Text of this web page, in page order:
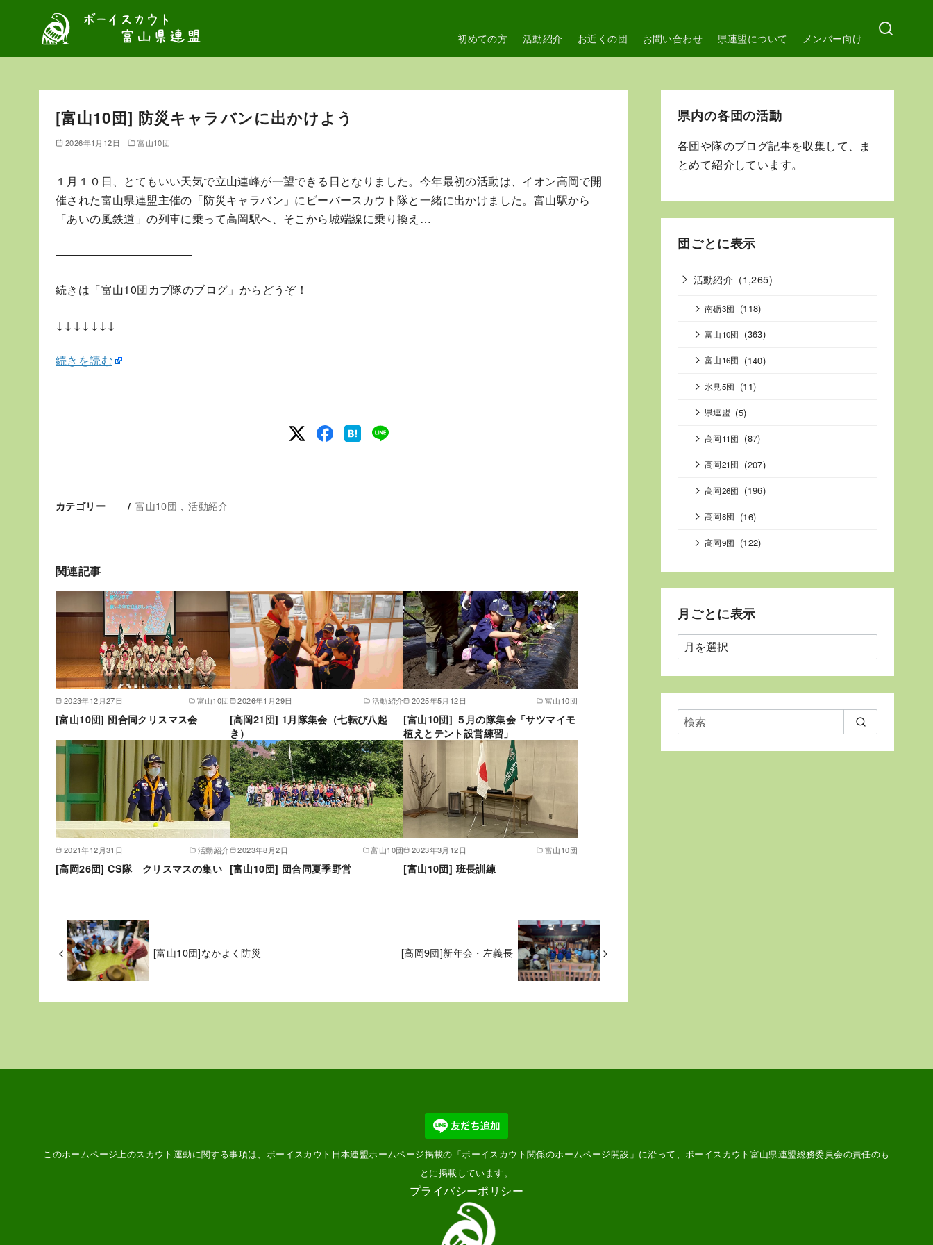
初めての方 活動紹介 お近くの団 お問い合わせ 県連盟について メンバー向け
[富山10団] 防災キャラバンに出かけよう
2026年1月12日 富山10団
１月１０日、とてもいい天気で立山連峰が一望できる日となりました。今年最初の活動は、イオン高岡で開
催された富山県連盟主催の「防災キャラバン」にビーバースカウト隊と一緒に出かけました。富山駅から
「あいの風鉄道」の列車に乗って高岡駅へ、そこから城端線に乗り換え…
————————————
続きは「富山10団カブ隊のブログ」からどうぞ！
↓↓↓↓↓↓↓
続きを読む
カテゴリー 富山10団 活動紹介
関連記事
2023年12月27日 富山10団
[富山10団] 団合同クリスマス会
2026年1月29日 活動紹介
[高岡21団] 1月隊集会（七転び八起
き）
2025年5月12日 富山10団
[富山10団] ５月の隊集会「サツマイモ
植えとテント設営練習」
2021年12月31日 活動紹介
[高岡26団] CS隊 クリスマスの集い
2023年8月2日 富山10団
[富山10団] 団合同夏季野営
2023年3月12日 富山10団
[富山10団] 班長訓練
[富山10団]なかよく防災 [高岡9団]新年会・左義長
県内の各団の活動
各団や隊のブログ記事を収集して、ま
とめて紹介しています。
団ごとに表示
活動紹介 (1,265)
南砺3団 (118)
富山10団 (363)
富山16団 (140)
氷見5団 (11)
県連盟 (5)
高岡11団 (87)
高岡21団 (207)
高岡26団 (196)
高岡8団 (16)
高岡9団 (122)
月ごとに表示
月
ご
と
表
示
このホームページ上のスカウト運動に関する事項は、ボーイスカウト日本連盟ホームページ掲載の「ボーイスカウト関係のホームページ開設 」に沿って、ボーイスカウト富山県連盟総務委員会の責任のも
とに掲載しています。
プライバシーポリシー